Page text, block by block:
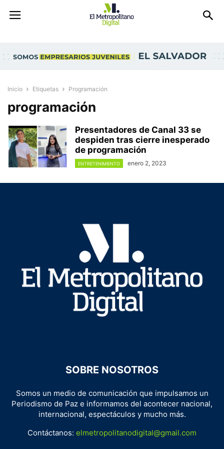
Inicio Etiquetas Programación
programación
Presentadores de Canal 33 se
despiden tras cierre inesperado
de programación
ENTRETENIMIENTO enero 2, 2023
SOBRE NOSOTROS
Somos un medio de comunicación que impulsamos un
Periodismo de Paz e informamos del acontecer nacional,
internacional, espectáculos y mucho más.
Contáctanos: elmetropolitanodigital@gmail.com